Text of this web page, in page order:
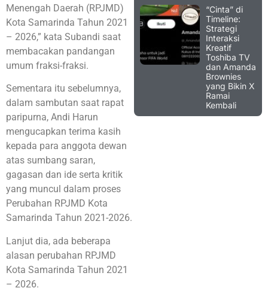
Menengah Daerah (RPJMD)
Kota Samarinda Tahun 2021
– 2026,” kata Subandi saat
membacakan pandangan
umum fraksi-fraksi.
Sementara itu sebelumnya,
dalam sambutan saat rapat
paripurna, Andi Harun
mengucapkan terima kasih
kepada para anggota dewan
atas sumbang saran,
gagasan dan ide serta kritik
yang muncul dalam proses
Perubahan RPJMD Kota
Samarinda Tahun 2021-2026.
Lanjut dia, ada beberapa
alasan perubahan RPJMD
Kota Samarinda Tahun 2021
– 2026.
“Cinta” di
Timeline:
Strategi
Interaksi
Kreatif
Toshiba TV
dan Amanda
Brownies
yang Bikin X
Ramai
Kembali